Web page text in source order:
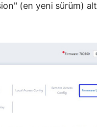
(en yeni sürüm)